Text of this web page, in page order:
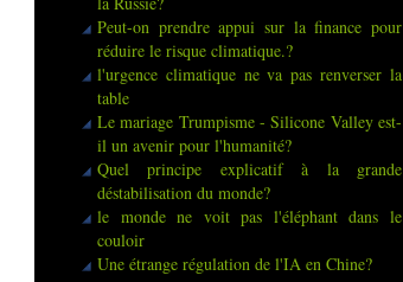
Peut-on prendre appui sur la finance pour
réduire le risque climatique.?
l'urgence climatique ne va pas renverser la
table
Le mariage Trumpisme - Silicone Valley est-
il un avenir pour l'humanité?
Quel principe explicatif à la grande
déstabilisation du monde?
le monde ne voit pas l'éléphant dans le
couloir
Une étrange régulation de l'IA en Chine?